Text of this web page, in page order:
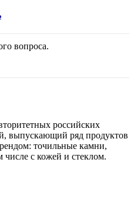
вопроса.
российских
выпускающий ряд продуктов
точильные камни,
с кожей и стеклом.